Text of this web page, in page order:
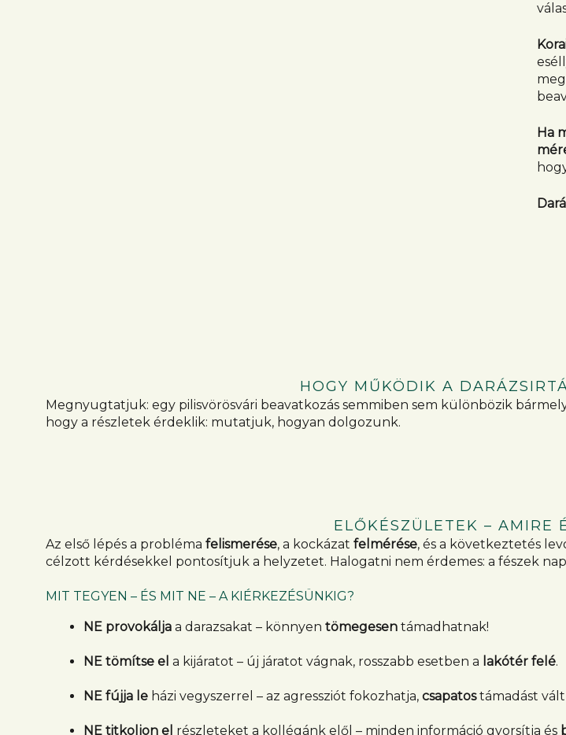
Ha
HOGY MŰKÖDIK A
Megnyugtatjuk: egy pilisvörösvári beavatkozás semmiben sem különbözik
hogy a részletek érdeklik: mutatjuk, hogyan dolgozunk.
ELŐKÉSZÜLETEK – AMIRE
Az első lépés a probléma felismerése, a kockázat felmérése, és a következtetés
célzott kérdésekkel pontosítjuk a helyzetet. Halogatni nem érdemes: a fészek
MIT TEGYEN – ÉS MIT NE – A KIÉRKEZÉSÜNKIG?
NE provokálja a darazsakat – könnyen tömegesen támadhatnak!
NE tömítse el a kijáratot – új járatot vágnak, rosszabb esetben a lakótér felé.
NE fújja le házi vegyszerrel – az agressziót fokozhatja, csapatostámadást vált
NE titkoljon el részleteket a kollégánk elől – minden információ gyorsítja és